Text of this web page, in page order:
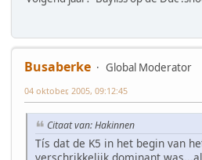
Busaberke
Global Moderator
04 oktober, 2005, 09:12:45
Citaat van: Hakinnen
Tís dat de K5 in het begin van